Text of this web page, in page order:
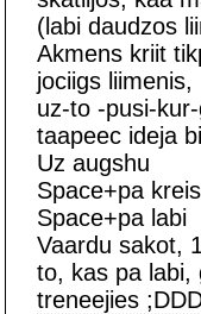
(labi daudzos
Akmens kriit
jociigs
uz-to -pusi-
taapeec ideja
Uz augshu
Space+pa
Space+pa labi
Vaardu sakot,
to, kas pa labi,
treneejies